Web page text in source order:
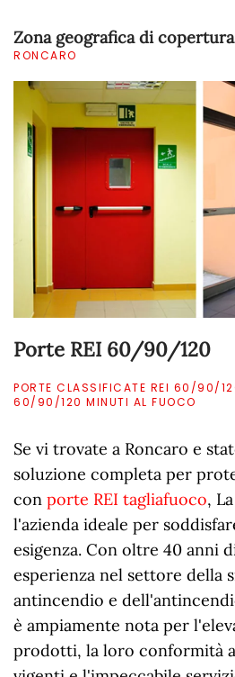
Zona geografica di copertura
RONCARO
Porte REI 60/90/120
PORTE CLASSIFICATE REI 60/90/
60/90/120 MINUTI AL FUOCO
Se vi trovate a Roncaro e
soluzione completa per
con porte REI tagliafuoco, La
l'azienda ideale per
esigenza. Con oltre 40 anni
esperienza nel settore della
antincendio e
è ampiamente nota per
prodotti, la loro conformità